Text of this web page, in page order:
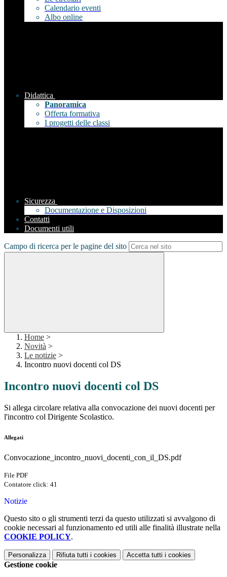
Calendario eventi
Albo online
Didattica
Panoramica
Offerta formativa
I progetti delle classi
Sicurezza
Documentazione e Disposizioni
Contatti
Documenti utili
Campo di ricerca per le pagine del sito
Home >
Novità >
Le notizie >
Incontro nuovi docenti col DS
Incontro nuovi docenti col DS
Si allega circolare relativa alla convocazione dei nuovi docenti per
l'incontro col Dirigente Scolastico.
Allegati
Convocazione_incontro_nuovi_docenti_con_il_DS.pdf
File PDF
Contatore click: 41
Notizie
Questo sito o gli strumenti terzi da questo utilizzati si avvalgono di
cookie necessari al funzionamento ed utili alle finalità illustrate nella
COOKIE POLICY.
Personalizza Rifiuta tutti i cookies Accetta tutti i cookies
Gestione cookie